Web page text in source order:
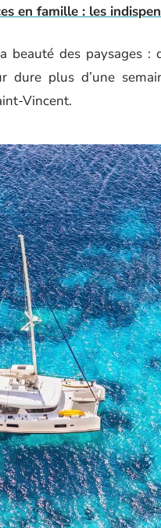
en famille : les
beauté des paysages
plus d’une
Vincent.